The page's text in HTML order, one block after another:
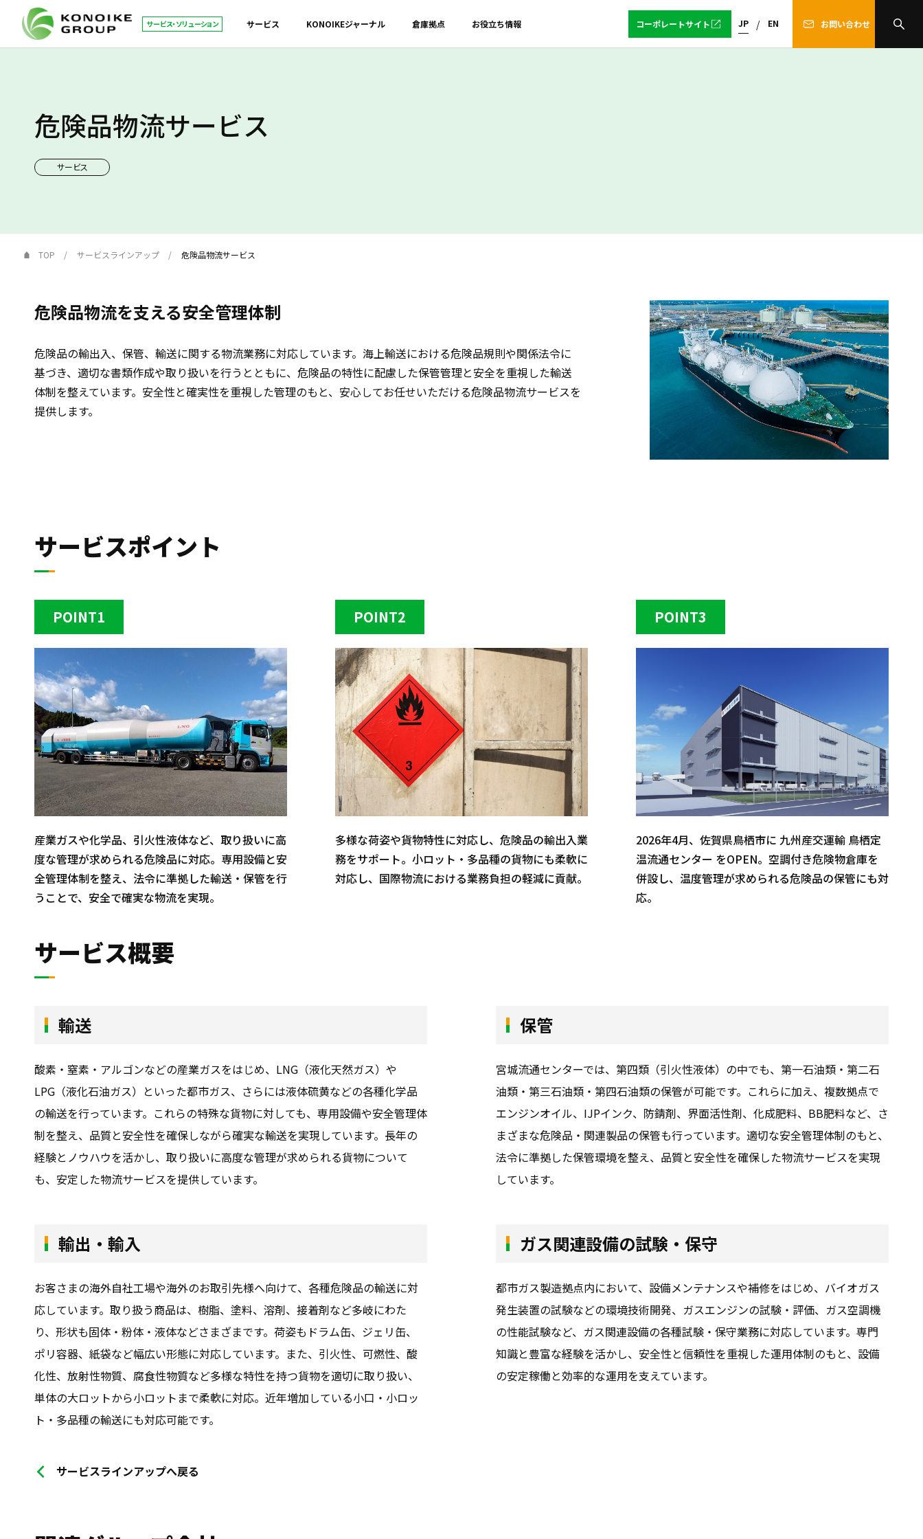
サービス・ソリューション サービス KONOIKEジャーナル 倉庫拠点 お役立ち情報 コーポレートサイト JP EN お問い合わせ
危険品物流サービス
サービス
TOP サービスラインアップ 危険品物流サービス
危険品物流を支える安全管理体制
危険品の輸出入、保管、輸送に関する物流業務に対応しています。海上輸送における危険品規則や関係法令に
基づき、適切な書類作成や取り扱いを行うとともに、危険品の特性に配慮した保管管理と安全を重視した輸送
体制を整えています。安全性と確実性を重視した管理のもと、安心してお任せいただける危険品物流サービスを
提供します。
サービスポイント
POINT1
産業ガスや化学品、引火性液体など、取り扱いに高
度な管理が求められる危険品に対応。専用設備と安
全管理体制を整え、法令に準拠した輸送・保管を行
うことで、安全で確実な物流を実現。
POINT2
多様な荷姿や貨物特性に対応し、危険品の輸出入業
務をサポート。小ロット・多品種の貨物にも柔軟に
対応し、国際物流における業務負担の軽減に貢献。
POINT3
2026年4月、佐賀県鳥栖市に 九州産交運輸 鳥栖定
温流通センター をOPEN。空調付き危険物倉庫を
併設し、温度管理が求められる危険品の保管にも対
応。
サービス概要
輸送
酸素・窒素・アルゴンなどの産業ガスをはじめ、LNG（液化天然ガス）や
LPG（液化石油ガス）といった都市ガス、さらには液体硫黄などの各種化学品
の輸送を行っています。これらの特殊な貨物に対しても、専用設備や安全管理体
制を整え、品質と安全性を確保しながら確実な輸送を実現しています。長年の
経験とノウハウを活かし、取り扱いに高度な管理が求められる貨物について
も、安定した物流サービスを提供しています。
保管
宮城流通センターでは、第四類（引火性液体）の中でも、第一石油類・第二石
油類・第三石油類・第四石油類の保管が可能です。これらに加え、複数拠点で
エンジンオイル、IJPインク、防錆剤、界面活性剤、化成肥料、BB肥料など、さ
まざまな危険品・関連製品の保管も行っています。適切な安全管理体制のもと、
法令に準拠した保管環境を整え、品質と安全性を確保した物流サービスを実現
しています。
輸出・輸入
お客さまの海外自社工場や海外のお取引先様へ向けて、各種危険品の輸送に対
応しています。取り扱う商品は、樹脂、塗料、溶剤、接着剤など多岐にわた
り、形状も固体・粉体・液体などさまざまです。荷姿もドラム缶、ジェリ缶、
ポリ容器、紙袋など幅広い形態に対応しています。また、引火性、可燃性、酸
化性、放射性物質、腐食性物質など多様な特性を持つ貨物を適切に取り扱い、
単体の大ロットから小ロットまで柔軟に対応。近年増加している小口・小ロッ
ト・多品種の輸送にも対応可能です。
ガス関連設備の試験・保守
都市ガス製造拠点内において、設備メンテナンスや補修をはじめ、バイオガス
発生装置の試験などの環境技術開発、ガスエンジンの試験・評価、ガス空調機
の性能試験など、ガス関連設備の各種試験・保守業務に対応しています。専門
知識と豊富な経験を活かし、安全性と信頼性を重視した運用体制のもと、設備
の安定稼働と効率的な運用を支えています。
サービスラインアップへ戻る